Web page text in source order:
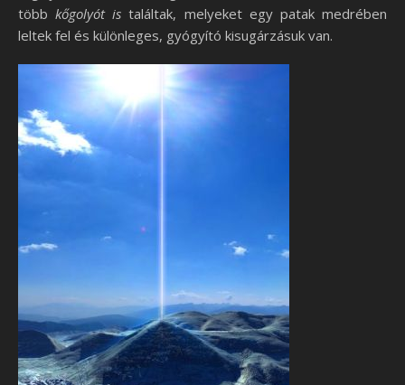
többkőgolyót is találtak, melyeket egy patak medrében
leltek fel és különleges, gyógyító kisugárzásuk van.